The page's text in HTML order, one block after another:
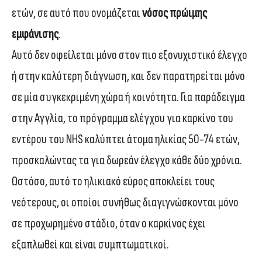
ετών, σε αυτό που ονομάζεταινόσος πρώιμης
εμφάνισης.
Αυτό δεν οφείλεται μόνο στον πιο εξονυχιστικό έλεγχο
ή στην καλύτερη διάγνωση, και δεν παρατηρείται μόνο
σε μία συγκεκριμένη χώρα ή κοινότητα. Για παράδειγμα
στην Αγγλία, το πρόγραμμα ελέγχου για καρκίνο του
εντέρου του NHS καλύπτει άτομα ηλικίας 50-74 ετών,
προσκαλώντας τα για δωρεάν έλεγχο κάθε δύο χρόνια.
Ωστόσο, αυτό το ηλικιακό εύρος αποκλείει τους
νεότερους, οι οποίοι συνήθως διαγιγνώσκονται μόνο
σε προχωρημένο στάδιο, όταν ο καρκίνος έχει
εξαπλωθεί και είναι συμπτωματικοί.